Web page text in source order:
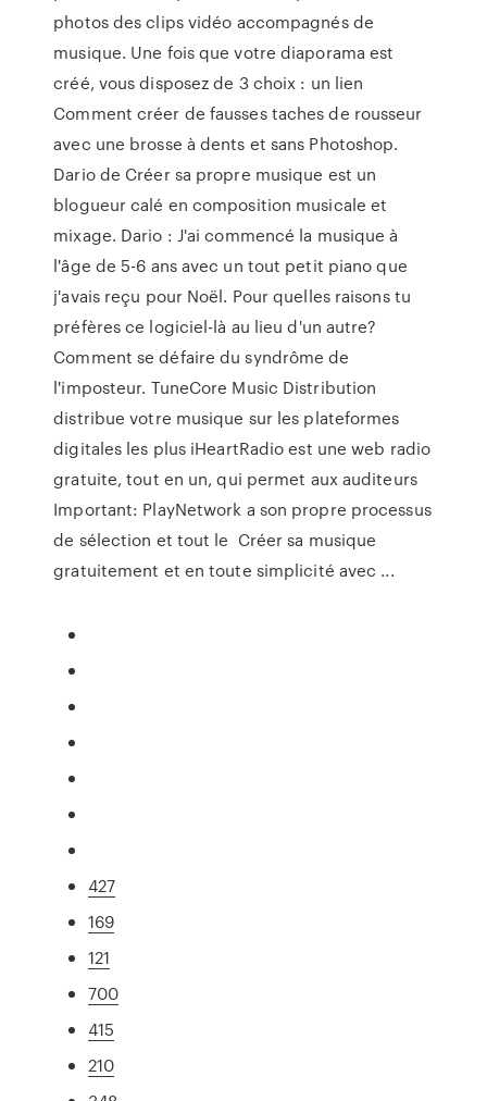
photos des clips vidéo accompagnés de
musique. Une fois que votre diaporama est
créé, vous disposez de 3 choix : un lien
Comment créer de fausses taches de rousseur
avec une brosse à dents et sans Photoshop.
Dario de Créer sa propre musique est un
blogueur calé en composition musicale et
mixage. Dario : J'ai commencé la musique à
l'âge de 5-6 ans avec un tout petit piano que
j'avais reçu pour Noël. Pour quelles raisons tu
préfères ce logiciel-là au lieu d'un autre?
Comment se défaire du syndrôme de
l'imposteur. TuneCore Music Distribution
distribue votre musique sur les plateformes
digitales les plus iHeartRadio est une web radio
gratuite, tout en un, qui permet aux auditeurs
Important: PlayNetwork a son propre processus
de sélection et tout le Créer sa musique
gratuitement et en toute simplicité avec ...
427
169
121
700
415
210